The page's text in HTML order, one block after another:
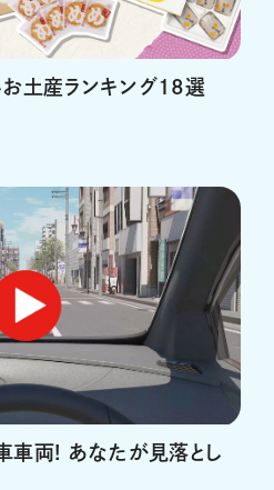
土産ランキング18選
車両! あなたが見落とし